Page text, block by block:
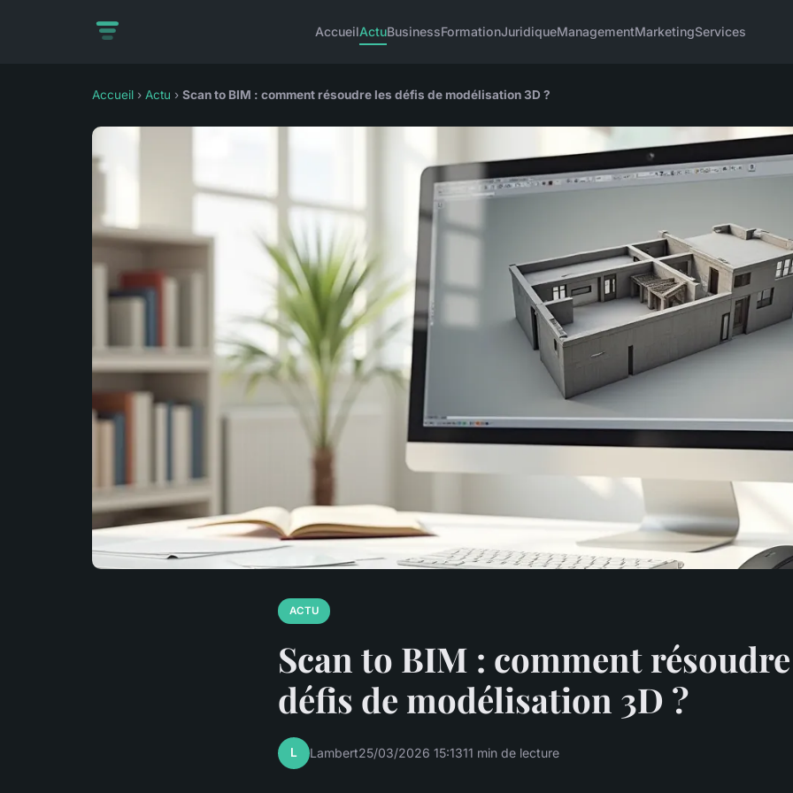
AccueilActuBusinessFormationJuridiqueManagementMarketingServices
Accueil › Actu › Scan to BIM : comment résoudre les défis de modélisation 3D ?
ACTU
Scan to BIM : comment
défis de modélisation 3D ?
L Lambert25/03/2026 15:1311 min de lecture